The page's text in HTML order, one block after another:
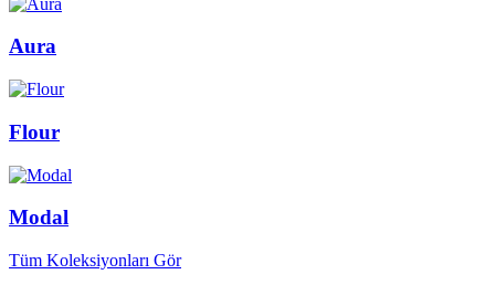
Aura
Flour
Modal
Tüm Koleksiyonları Gör